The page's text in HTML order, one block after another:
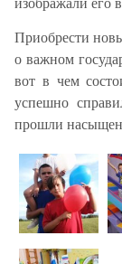
Приобрести
о важном
вот в чем
успешно
прошли